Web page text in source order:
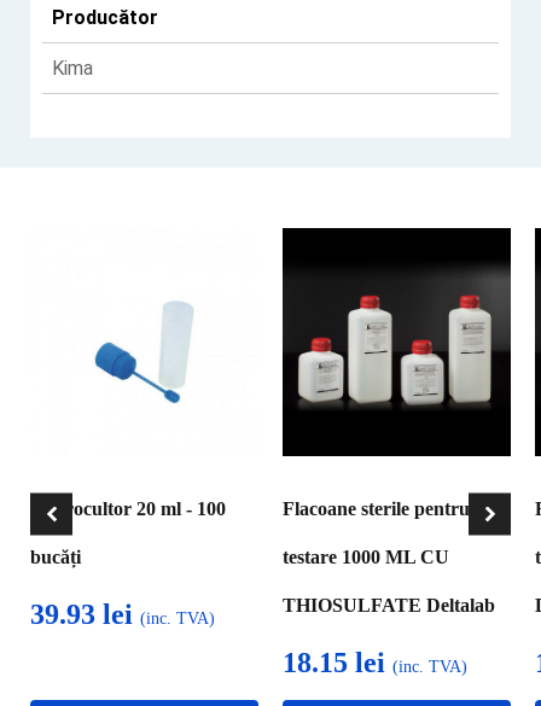
Producător
Kima
Coprocultor 20 ml - 100
bucăți
39.93 lei (inc. TVA)
Flacoane sterile pentru
testare 1000 ML CU
THIOSULFATE Deltalab
18.15 lei (inc. TVA)